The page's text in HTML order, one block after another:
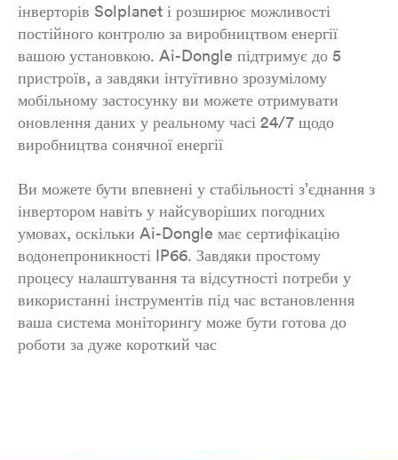
інверторів Solplanet і розширює можливості
постійного контролю за виробництвом енергії
вашою установкою. Ai-Dongle підтримує до 5
пристроїв, а завдяки інтуїтивно зрозумілому
мобільному застосунку ви можете отримувати
оновлення даних у реальному часі 24/7 щодо
виробництва сонячної енергії
Ви можете бути впевнені у стабільності з’єднання з
інвертором навіть у найсуворіших погодних
умовах, оскільки Ai-Dongle має сертифікацію
водонепроникності IP66. Завдяки простому
процесу налаштування та відсутності потреби у
використанні інструментів під час встановлення
ваша система моніторингу може бути готова до
роботи за дуже короткий час